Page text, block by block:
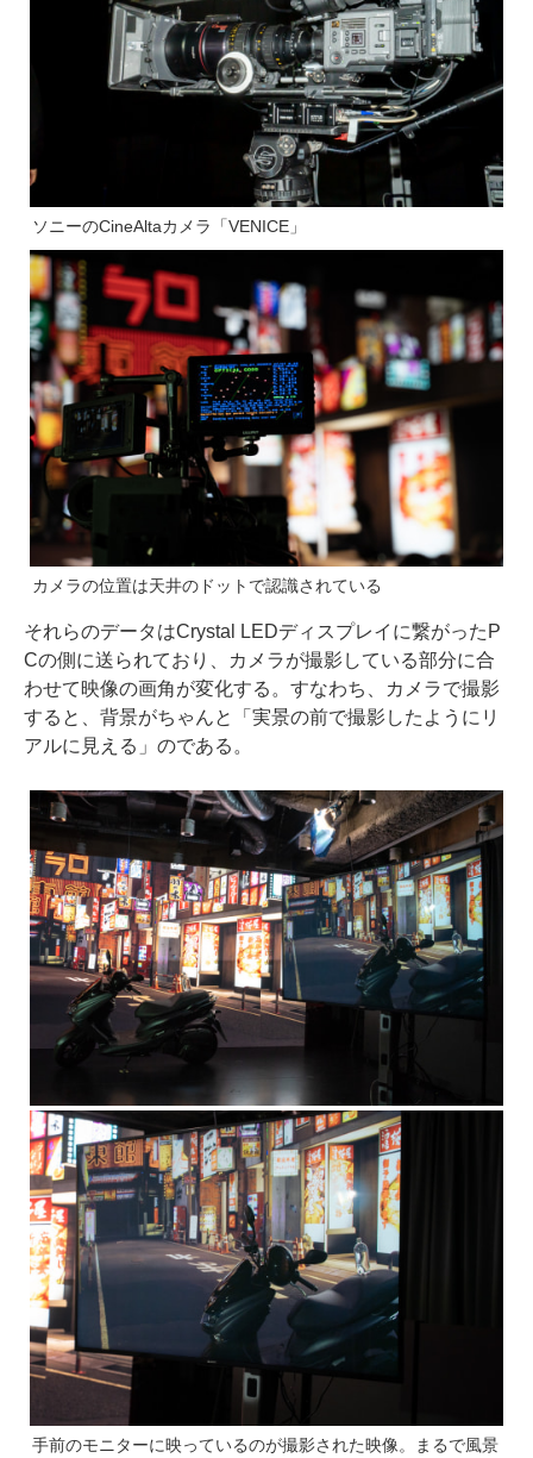
ソニーのCineAltaカメラ「VENICE」
カメラの位置は天井のドットで認識されている
それらのデータはCrystal LEDディスプレイに繋がったP
Cの側に送られており、カメラが撮影している部分に合
わせて映像の画角が変化する。すなわち、カメラで撮影
すると、背景がちゃんと「実景の前で撮影したようにリ
アルに見える」のである。
手前のモニターに映っているのが撮影された映像。まるで風景